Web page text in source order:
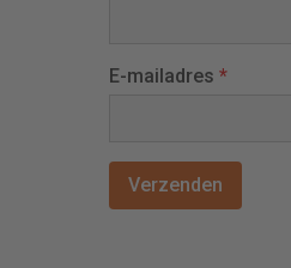
E-mailadres *